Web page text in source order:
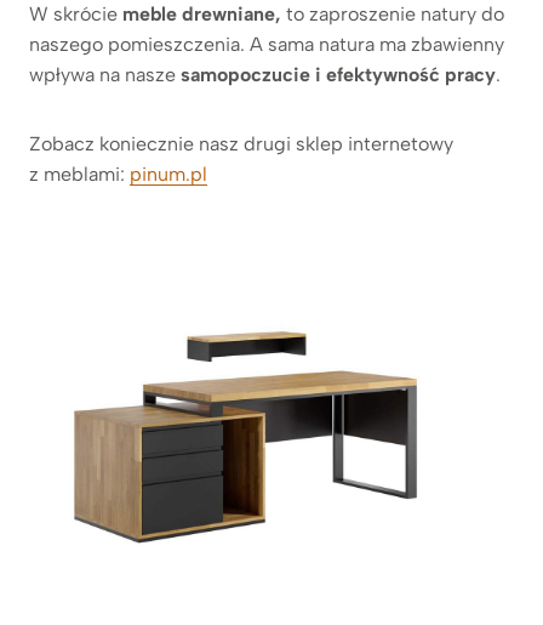
W skrócie meble drewniane, to zaproszenie natury do
naszego pomieszczenia. A sama natura ma zbawienny
wpływa na nasze samopoczucie i efektywność pracy.
Zobacz koniecznie nasz drugi sklep internetowy
z meblami: pinum.pl